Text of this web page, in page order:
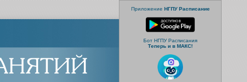
Приложение НГПУ Расписание
Бот НГПУ Расписания
Теперь и в МАКС!